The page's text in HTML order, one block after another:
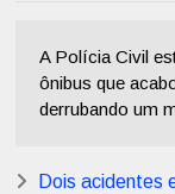
A Polícia Civil
ônibus que
derrubando um
Dois acidentes